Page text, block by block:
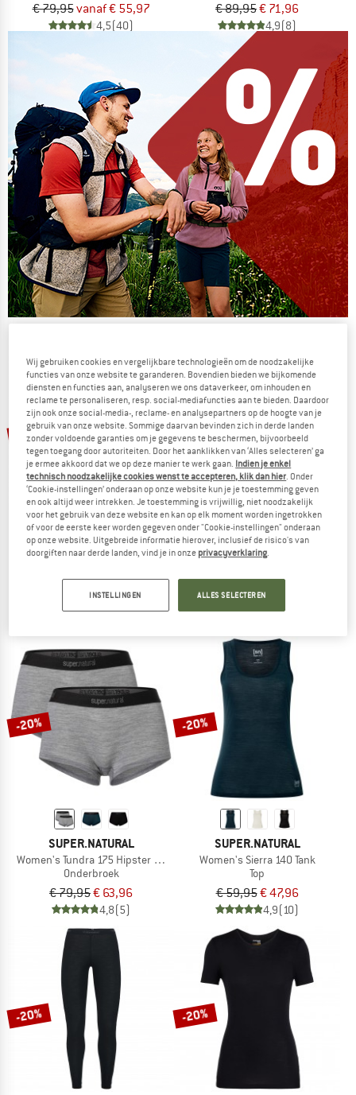
€ 79,95vanaf € 55,97
4,5(40)
€ 89,95€ 71,96
4,9(8)
NU TOT MAAR LIEFST -50%
NAAR DE SALE
-20%
ICEBREAKER
Merino-ondergoed
€ 79,95€ 63,96
-20%
ICEBREAKER
Onderbroek
€ 49,95€ 39,96
-20%
SUPER.NATURAL
Women's Tundra 175 Hipster 2 Pack
Onderbroek
€ 79,95€ 63,96
4,8(5)
-20%
SUPER.NATURAL
Women's Sierra 140 Tank
Top
€ 59,95€ 47,96
4,9(10)
-20% -20%
Wij gebruiken cookies en vergelijkbare technologieën om de noodzakelijke
functies van onze website te garanderen. Bovendien bieden we bijkomende
diensten en functies aan, analyseren we ons dataverkeer, om inhouden en
reclame te personaliseren, resp. social-mediafuncties aan te bieden. Daardoor
zijn ook onze social-media-, reclame- en analysepartners op de hoogte van je
gebruik van onze website. Sommige daarvan bevinden zich in derde landen
zonder voldoende garanties om je gegevens te beschermen, bijvoorbeeld
tegen toegang door autoriteiten. Door het aanklikken van ‘Alles selecteren’ ga
je ermee akkoord dat we op deze manier te werk gaan. Indien je enkel
technisch noodzakelijke cookies wenst te accepteren, klik dan hier . Onder
‘Cookie-instellingen’ onderaan op onze website kun je je toestemming geven
en ook altijd weer intrekken. Je toestemming is vrijwillig, niet noodzakelijk
voor het gebruik van deze website en kan op elk moment worden ingetrokken
of voor de eerste keer worden gegeven onder "Cookie-instellingen" onderaan
op onze website. Uitgebreide informatie hierover, inclusief de risico's van
doorgiften naar derde landen, vind je in onze privacyverklaring
INSTELLINGEN ALLES SELECTEREN